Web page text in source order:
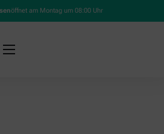
öffnet am Montag um 08:00 Uhr